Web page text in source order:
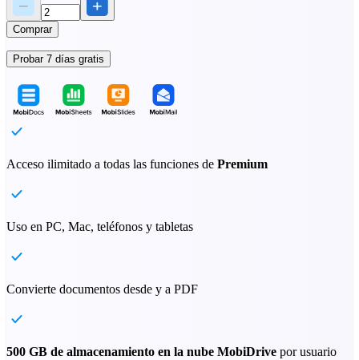
Comprar
Probar 7 días gratis
Acceso ilimitado a todas las funciones de Premium
Uso en PC, Mac, teléfonos y tabletas
Convierte documentos desde y a PDF
500 GB de almacenamiento en la nube MobiDrive por usuario